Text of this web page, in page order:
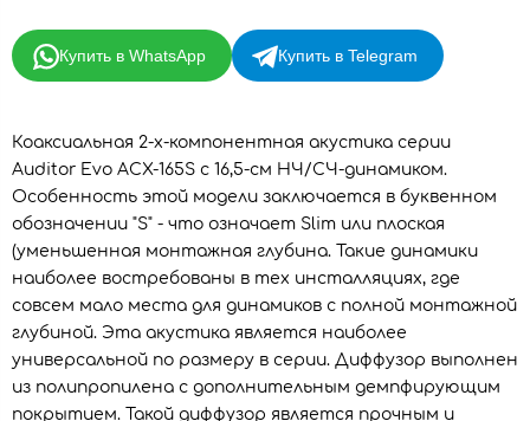
Купить в WhatsApp Купить в Telegram
Коаксиальная 2-х-компонентная акустика серии
Auditor Evo ACX-165S с 16,5-см НЧ/СЧ-динамиком.
Особенность этой модели заключается в буквенном
обозначении "S" - что означает Slim или плоская
(уменьшенная монтажная глубина. Такие динамики
наиболее востребованы в тех инсталляциях, где
совсем мало места для динамиков с полной монтажной
глубиной. Эта акустика является наиболее
универсальной по размеру в серии. Диффузор выполнен
из полипропилена с дополнительным демпфирующим
покрытием. Такой диффузор является прочным и